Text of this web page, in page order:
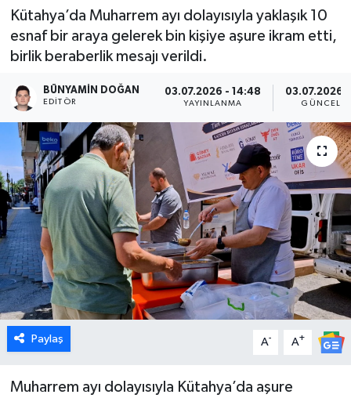
Kütahya’da Muharrem ayı dolayısıyla yaklaşık 10
esnaf bir araya gelerek bin kişiye aşure ikram etti,
birlik beraberlik mesajı verildi.
BÜNYAMIN DOĞAN
EDITÖR
03.07.2026 - 14:48
YAYINLANMA
03.07.2026
Paylaş A- A+
Muharrem ayı dolayısıyla Kütahya’da aşure
Domaniç
Eğitim
Ekonomi
Emet
Foto Galeri
Gediz
Genel
Gündem